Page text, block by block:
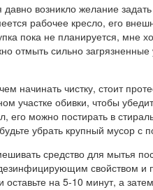
возникло желание
рабочее кресло, его
пока не планируется, мне
отмыть сильно
начинать чистку, стоит
участке обивки, чтобы
его можно постирать в
убрать крупный мусор с
средство для мытья
свойством и
оставьте на 5-10 минут, а